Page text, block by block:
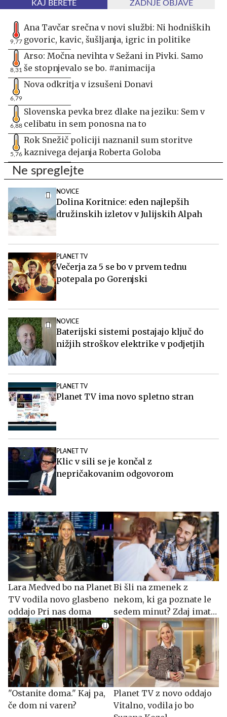
KAJ BERETE ZADNJE OBJAVE
9,77
Ana Tavčar srečna v novi službi: Ni hodniških
govoric, kavic, šušljanja, igric in politike
8,31
Arso: Močna nevihta v Sežani in Pivki. Samo
še stopnjevalo se bo. #animacija
6,79
Nova odkritja v izsušeni Donavi
6,88
Slovenska pevka brez dlake na jeziku: Sem v
celibatu in sem ponosna na to
5,76
Rok Snežič policiji naznanil sum storitve
kaznivega dejanja Roberta Goloba
Ne spreglejte
NOVICE
Dolina Koritnice: eden najlepših
družinskih izletov v Julijskih Alpah
PLANET TV
Večerja za 5 se bo v prvem tednu
potepala po Gorenjski
NOVICE
Baterijski sistemi postajajo ključ do
nižjih stroškov elektrike v podjetjih
PLANET TV
Planet TV ima novo spletno stran
PLANET TV
Klic v sili se je končal z
nepričakovanim odgovorom
Lara Medved bo na Planet
TV vodila novo glasbeno
oddajo Pri nas doma
Bi šli na zmenek z
nekom, ki ga poznate le
sedem minut? Zdaj imate
priložnost.
"Ostanite doma." Kaj pa,
če dom ni varen?
Planet TV z novo oddajo
Vitalno, vodila jo bo